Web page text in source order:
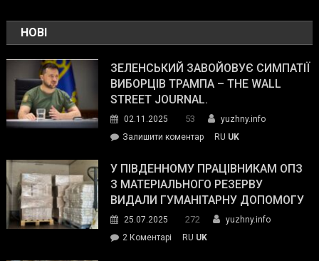
НОВІ
ЗЕЛЕНСЬКИЙ ЗАВОЙОВУЄ СИМПАТІЇ
ВИБОРЦІВ ТРАМПА – THE WALL
STREET JOURNAL.
02.11.2025 53
yuzhny.info
Залишити коментарon
завойовує
симпатії
виборців
The
RU UK
У ПІВДЕННОМУ ПРАЦІВНИКАМ ОПЗ
З МАТЕРІАЛЬНОГО РЕЗЕРВУ
ВИДАЛИ ГУМАНІТАРНУ ДОПОМОГУ
25.07.2025 272
yuzhny.info
2 Коментарі
RU UK